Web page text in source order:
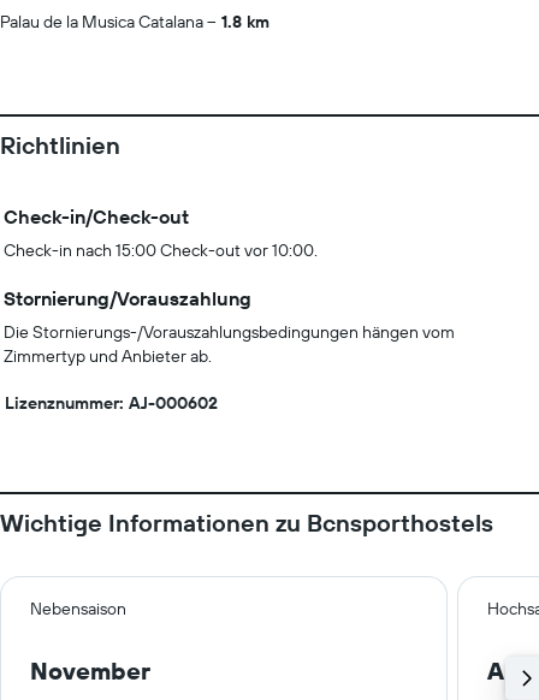
Palau de la Musica Catalana
1.8 km
Richtlinien
Check-in/Check-out
Check-in nach 15:00 Check-out vor 10:00.
Stornierung/Vorauszahlung
Die Stornierungs-/Vorauszahlungsbedingungen hängen vom
Zimmertyp und Anbieter ab.
Lizenznummer: AJ-000602
Wichtige Informationen zu Bcnsporthostels
Nebensaison
November